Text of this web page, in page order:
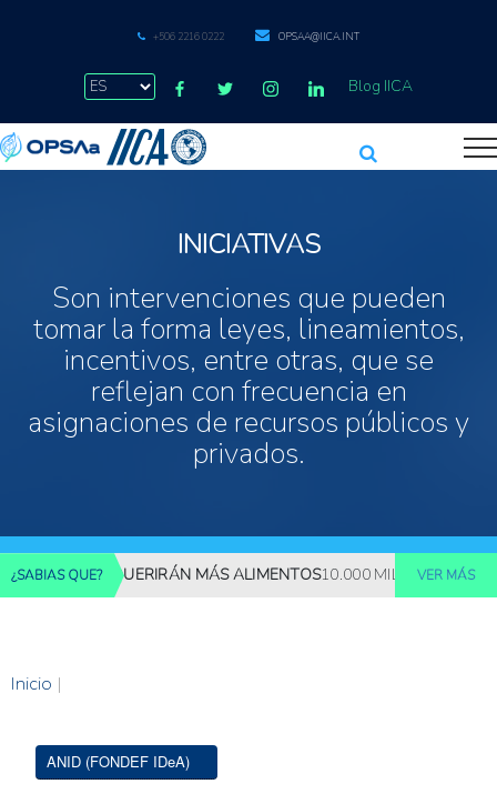
+506 2216 0222 OPSAA@IICA.INT
Blog IICA
INICIATIVAS
Son intervenciones que pueden
tomar la forma leyes, lineamientos,
incentivos, entre otras, que se
reflejan con frecuencia en
asignaciones de recursos públicos y
privados.
¿SABIAS QUE?REQUERIRÁN MÁS ALIMENTOS10.000 MILLONES DE
VER MÁS
Inicio |
ANID (FONDEF IDeA)